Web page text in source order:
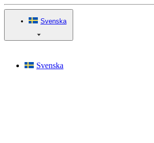
Svenska
Svenska